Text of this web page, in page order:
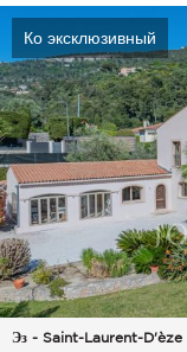
Ко эксклюзивный
Эз - Saint-Laurent-D'èze